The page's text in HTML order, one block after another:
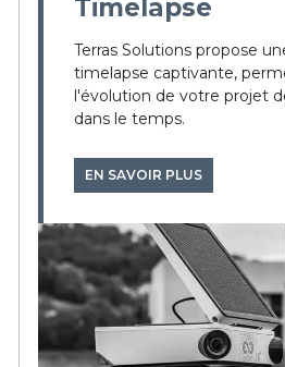
Timelapse
Terras Solutions propose
timelapse captivante,
l'évolution de votre projet
dans le temps.
EN SAVOIR PLUS